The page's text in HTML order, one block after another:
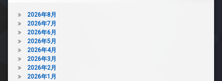
2026年8月
2026年7月
2026年6月
2026年5月
2026年4月
2026年3月
2026年2月
2026年1月